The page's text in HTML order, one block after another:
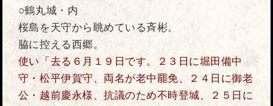
○鶴丸城・内
桜島を天守から眺めている斉彬。
脇に控える西郷。
使い「去る６月１９日です。２３日に堀田備中
守・松平伊賀守、両名が老中罷免、２４日に御老
公・越前慶永様、抗議のため不時登城、２５日に